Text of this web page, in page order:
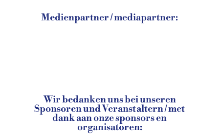
Medienpartner / mediapartner:
Wir bedanken uns bei unseren
Sponsoren und Veranstaltern / met
dank aan onze sponsors en
organisatoren: